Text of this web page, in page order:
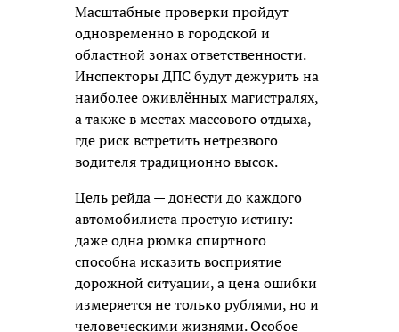
Масштабные проверки пройдут
одновременно в городской и
областной зонах ответственности.
Инспекторы ДПС будут дежурить на
наиболее оживлённых магистралях,
а также в местах массового отдыха,
где риск встретить нетрезвого
водителя традиционно высок.
Цель рейда — донести до каждого
автомобилиста простую истину:
даже одна рюмка спиртного
способна исказить восприятие
дорожной ситуации, а цена ошибки
измеряется не только рублями, но и
человеческими жизнями. Особое